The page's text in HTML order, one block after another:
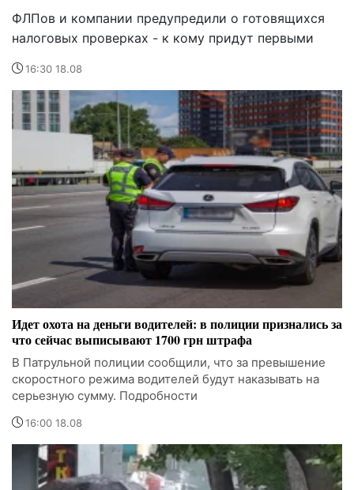
ФЛПов и компании предупредили о готовящихся
налоговых проверках - к кому придут первыми
16:30 18.08
Идет охота на деньги водителей: в полиции признались за
что сейчас выписывают 1700 грн штрафа
В Патрульной полиции сообщили, что за превышение
скоростного режима водителей будут наказывать на
серьезную сумму. Подробности
16:00 18.08